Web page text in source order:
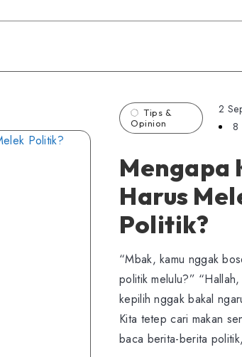
Tips &
Opinion
2
8
Mengapa
Harus
Politik?
“Mbak, kamu nggak
politik melulu?”
kepilih nggak bakal
Kita tetep cari makan
baca berita-berita